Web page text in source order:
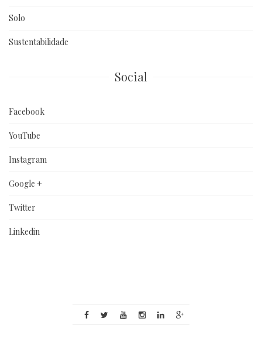
Solo
Sustentabilidade
Social
Facebook
YouTube
Instagram
Google +
Twitter
Linkedin